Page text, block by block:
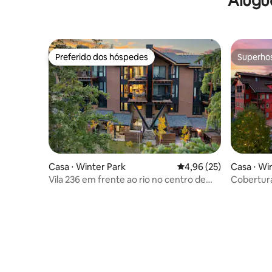
Preferido dos hóspedes
Preferido dos hóspedes
Casa ⋅ Winter Park 4,96 de uma
4,96 (25)
Vila 236 em frente ao rio no centro de
Casa ⋅